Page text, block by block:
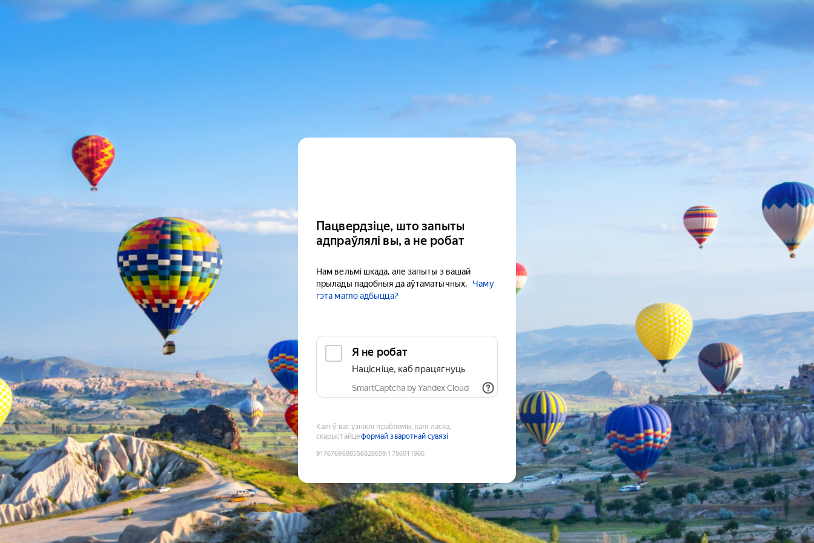
Пацвердзіце, што запыты
адпраўлялі вы, а не робат
Нам вельмі шкада, але запыты з вашай
прылады падобныя да аўтаматычных.
Чаму
гэта магло адбыцца?
Я не робат
Націсніце, каб працягнуць
SmartCaptcha by Yandex Cloud
Калі ў вас узніклі праблемы, калі ласка,
скарыстайцеформай зваротнай сувязі
9176769698556828659:1786011966